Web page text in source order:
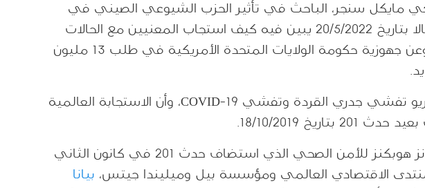
مايكل سنجر، الباحث في تأثير الحزب الشيوعي الصيني في
تفشي COVID-19، مقالا بتاريخ 20/5/2022 يبين فيه كيف استجاب المعنيين مع الحالات
الأولى لجدري القردة، وعن جهوزية حكومة الولايات المتحدة الأمريكية في طلب 13 مليون
وشبه سنجر بين سيناريو تفشي جدري القردة وتفشي COVID-19، وأن الاستجابة العالمية
18/10/2019.
وكان قد أصدر مركز جونز هوبكنز للأمن الصحي الذي استضاف حدث 201 في كانون الثاني
بيانا